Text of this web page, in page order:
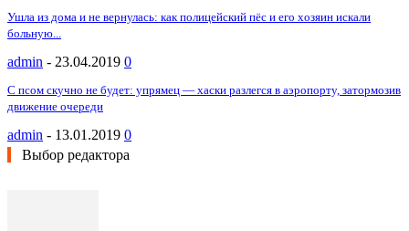
Ушла из дома и не вернулась: как полицейский пёс и его хозяин искали
больную...
admin - 23.04.2019 0
С псом скучно не будет: упрямец — хаски разлегся в аэропорту, затормозив
движение очереди
admin - 13.01.2019 0
Выбор редактора